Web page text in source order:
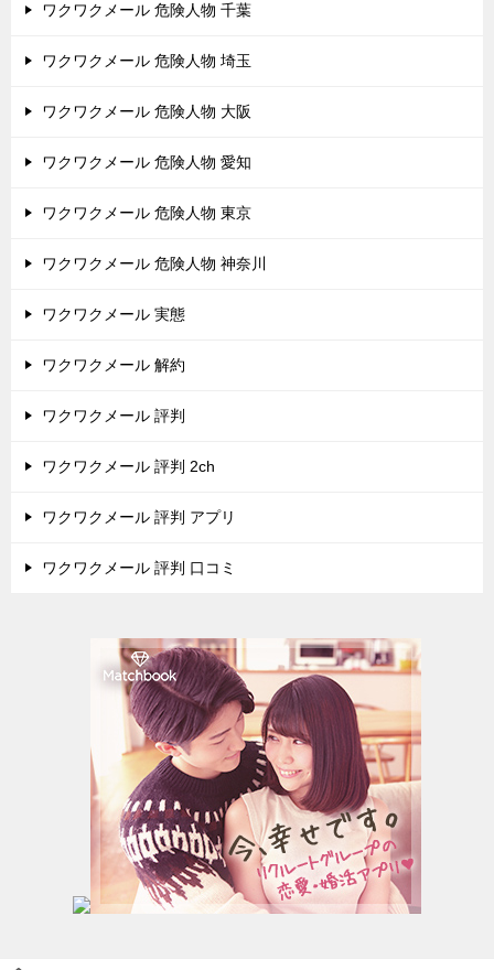
ワクワクメール 危険人物 千葉
ワクワクメール 危険人物 埼玉
ワクワクメール 危険人物 大阪
ワクワクメール 危険人物 愛知
ワクワクメール 危険人物 東京
ワクワクメール 危険人物 神奈川
ワクワクメール 実態
ワクワクメール 解約
ワクワクメール 評判
ワクワクメール 評判 2ch
ワクワクメール 評判 アプリ
ワクワクメール 評判 口コミ